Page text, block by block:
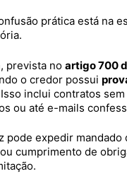
prática está na
, prevista no artigo 700
o credor possui
inclui contratos
ou até e-mails
pode expedir mandado
cumprimento de